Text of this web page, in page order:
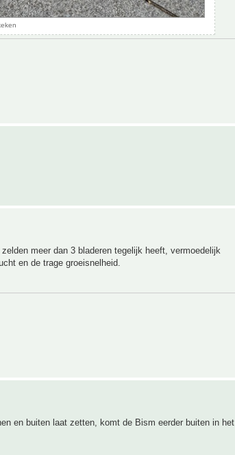
meer dan 3 bladeren tegelijk heeft, vermoedelijk
en de trage groeisnelheid.
en buiten laat zetten, komt de Bism eerder buiten in het